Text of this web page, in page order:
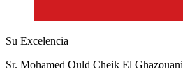
Su Excelencia
Sr. Mohamed Ould Cheik El Ghazouani